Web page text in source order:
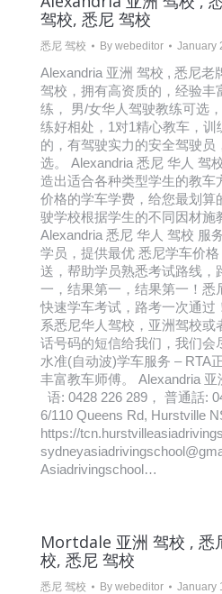
驾校, 悉尼 驾校
悉尼 驾校 By webeditor January
Alexandria 亚洲 驾校 , 悉尼老
驾校，拥有高资质的，经验丰
练， 男/女华人驾驶教练可选
练好相处，1对1精心教车，训
的，有驾驶实力的安全驾驶员
选。 Alexandria 悉尼 华人 驾
造出适合各种类型学生的教车
价格的学车学费，给您最划算
驶学校根据学生的不同因材施
Alexandria 悉尼 华人 驾校 服
学员，提供最优 悉尼学车价
送，帮助学员熟悉考试路线，
一，结果第一，结果第一！悉
快速学车考试，路考一次通过
系悉尼华人驾校，亚洲驾校或
话号码的短信给我们，我们会
水准(自动波)学车服务 – RTA
丰富教车师傅。 Alexandria
语: 0428 226 289， 普通話:
6/110 Queens Rd, Hurstville
https://
Asiadrivingschool…
Mortdale 亚洲 驾校 , 悉
校, 悉尼 驾校
悉尼 驾校 By webeditor January